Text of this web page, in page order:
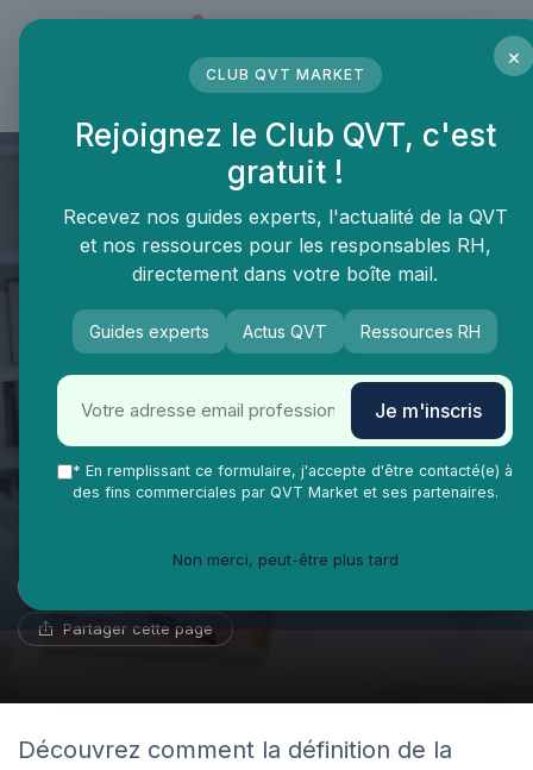
QVT Market Enjeux dans la QVT Bien-être employés
Partager cette page
Découvrez comment la définition de la
×
CLUB QVT MARKET
Rejoignez le Club QVT, c'est
gratuit !
Recevez nos guides experts, l'actualité de la QVT
et nos ressources pour les responsables RH,
directement dans votre boîte mail.
Guides experts Actus QVT Ressources RH
Je m'inscris
* En remplissant ce formulaire, j'accepte d'être contacté(e) à
des fins commerciales par QVT Market et ses partenaires.
Non merci, peut-être plus tard
Panneau de gestion des cookies